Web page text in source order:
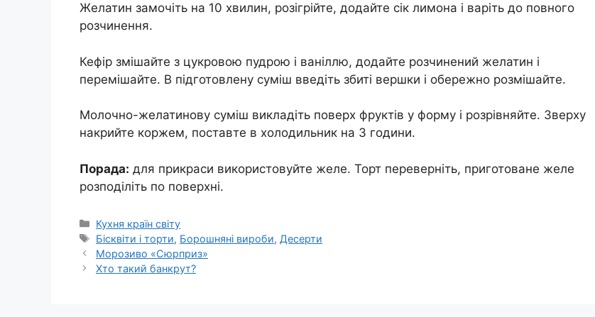
Желатин замочіть на 10 хвилин, розігрійте, додайте сік лимона і варіть до повного
розчинення.
Кефір змішайте з цукровою пудрою і ваніллю, додайте розчинений желатин і
перемішайте. В підготовлену суміш введіть збиті вершки і обережно розмішайте.
Молочно-желатинову суміш викладіть поверх фруктів у форму і розрівняйте. Зверху
накрийте коржем, поставте в холодильник на 3 години.
Порада: для прикраси використовуйте желе. Торт переверніть, приготоване желе
розподіліть по поверхні.
Категорії
Кухня країн світу
Позначки
Бісквіти і торти, Борошняні вироби, Десерти
Морозиво «Сюрприз»
Хто такий банкрут?